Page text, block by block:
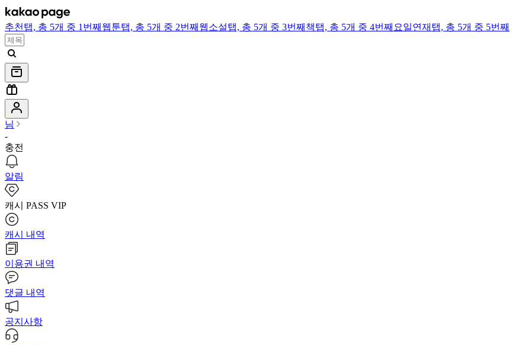
추천 탭, 총 5개 중 1번째 웹툰탭, 총 5개 중 2번째 웹소설탭, 총 5개 중 3번째 책탭, 총 5개 중 4번째 요일연재 탭, 총 5개 중 5번째
님
-
충전
알림
캐시 PASS VIP
캐시 내역
이용권 내역
댓글 내역
공지사항